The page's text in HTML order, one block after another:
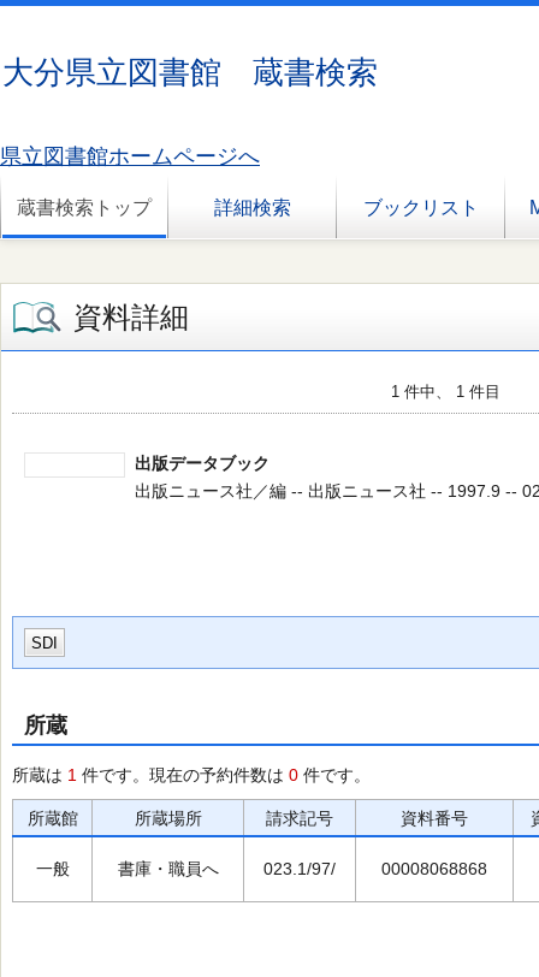
大分県立図書館 蔵書検索
県立図書館ホームページへ
蔵書検索トップ 詳細検索 ブックリスト
資料詳細
1 件中、 1 件目
出版データブック
出版ニュース社／編 -- 出版ニュース社 -- 1997.9 --
SDI
所蔵
所蔵は 1 件です。現在の予約件数は 0 件です。
所蔵館 所蔵場所 請求記号 資料番号
一般 書庫・職員へ 023.1/97/ 00008068868